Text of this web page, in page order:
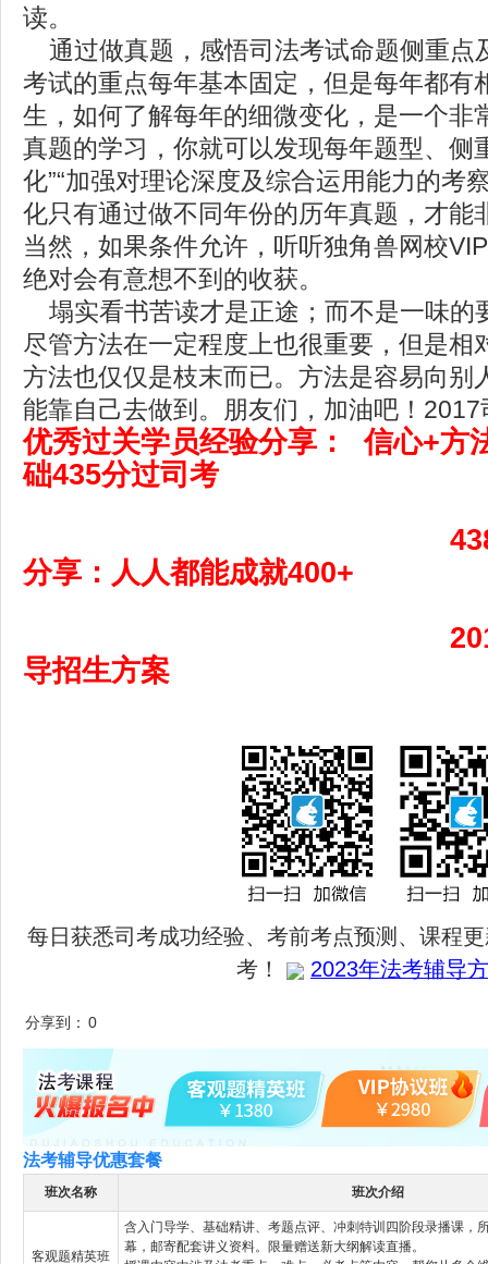
读。
通过做真题，感悟司法考试命题侧重点
考试的重点每年基本固定，但是每年都有
生，如何了解每年的细微变化，是一个非
真题的学习，你就可以发现每年题型、侧
化”“加强对理论深度及综合运用能力的考
化只有通过做不同年份的历年真题，才能
当然，如果条件允许，听听独角兽网校
绝对会有意想不到的收获。
塌实看书苦读才是正途；而不是一味的
尽管方法在一定程度上也很重要，但是相
方法也仅仅是枝末而已。方法是容易向别
能靠自己去做到。朋友们，加油吧！
优秀过关学员经验分享：
信心+方
础435分过司考
分享：人人都能成就400+
导招生方案
每日获悉司考成功经验、考前考点预测、课程
考！
2023年法考辅导
分享到： 0
法考辅导优惠套餐
班次名称 班次介绍
客观题精英班
含入门导学、基础精讲、考题点评、冲刺特训四阶段录播课，
幕，邮寄配套讲义资料。限量赠送新大纲解读直播。